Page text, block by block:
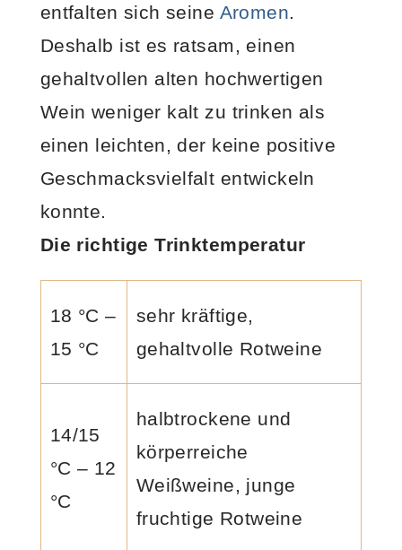
entfalten sich seine Aromen.
Deshalb ist es ratsam, einen
gehaltvollen alten hochwertigen
Wein weniger kalt zu trinken als
einen leichten, der keine positive
Geschmacksvielfalt entwickeln
konnte.
Die richtige Trinktemperatur
18 °C –
15 °C
sehr kräftige,
gehaltvolle Rotweine
14/15
°C – 12
°C
halbtrockene und
körperreiche
Weißweine, junge
fruchtige Rotweine